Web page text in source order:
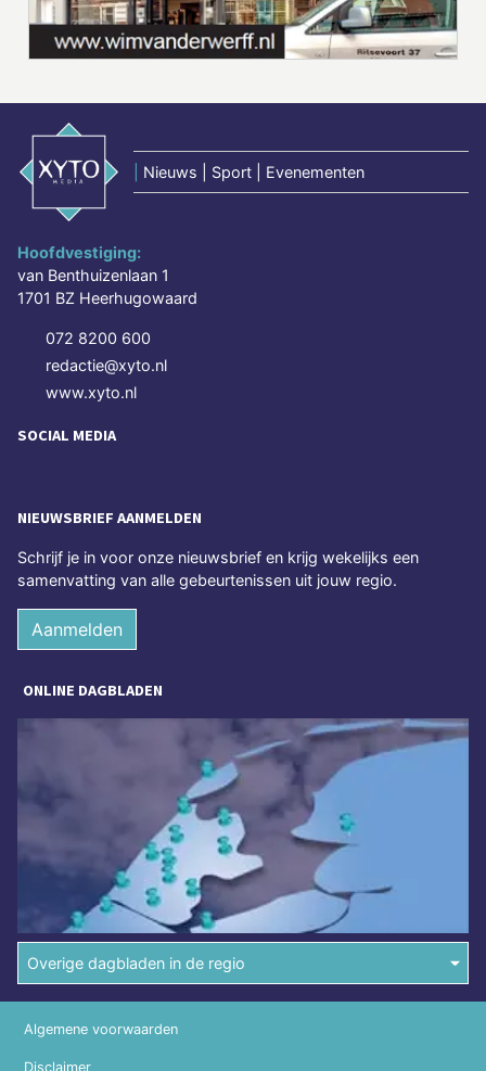
Nieuws | Sport | Evenementen
Hoofdvestiging:
van Benthuizenlaan 1
1701 BZ Heerhugowaard
072 8200 600
redactie@xyto.nl
www.xyto.nl
SOCIAL MEDIA
NIEUWSBRIEF AANMELDEN
Schrijf je in voor onze nieuwsbrief en krijg wekelijks een
samenvatting van alle gebeurtenissen uit jouw regio.
Aanmelden
ONLINE DAGBLADEN
Overige dagbladen in de regio
Algemene voorwaarden
Disclaimer